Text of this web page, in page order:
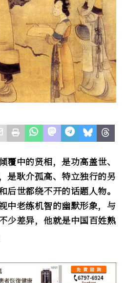
覆中的贤相，是功高盖世、
是耿介孤高、特立独行的另
后世都绕不开的话题人物。
中老练机智的幽默形象，与
少差异，他就是中国百姓熟